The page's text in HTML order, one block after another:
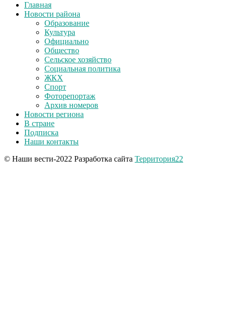
Главная
Новости района
Образование
Культура
Официально
Общество
Сельское хозяйство
Социальная политика
ЖКХ
Спорт
Фоторепортаж
Архив номеров
Новости региона
В стране
Подписка
Наши контакты
© Наши вести-2022 Разработка сайта Территория22